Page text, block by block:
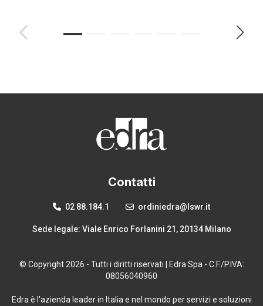
Contatti
02 88.184.1 ordiniedra@lswr.it
Sede legale: Viale Enrico Forlanini 21, 20134 Milano
© Copyright 2026 - Tutti i diritti riservati | Edra Spa - C.F./P.IVA:
08056040960
Edra è l'azienda leader in Italia e nel mondo per servizi e soluzioni